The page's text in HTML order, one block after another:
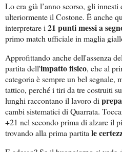
Lo era già l’anno scorso, gli
ulteriormente il Costone. È anche
interpretare i 21 punti messi a
primo match ufficiale in maglia
Approfittando anche dell'assenza
partita dell'impatto fisico, che al
categoria è sempre un bel segnale,
tattico, perché i tiri da tre costruiti
lunghi raccontano il lavoro di
cambi sistematici di Quarrata.
+21 nel secondo prima di alzare il
trovando alla prima partita le